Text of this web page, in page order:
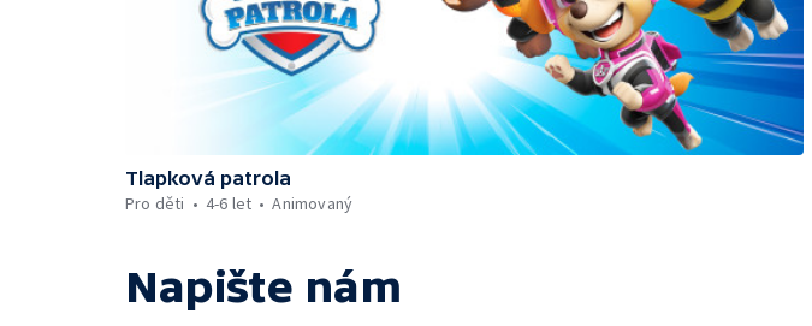
Tlapková patrola
Pro děti
4-6 let Animovaný
Napište nám